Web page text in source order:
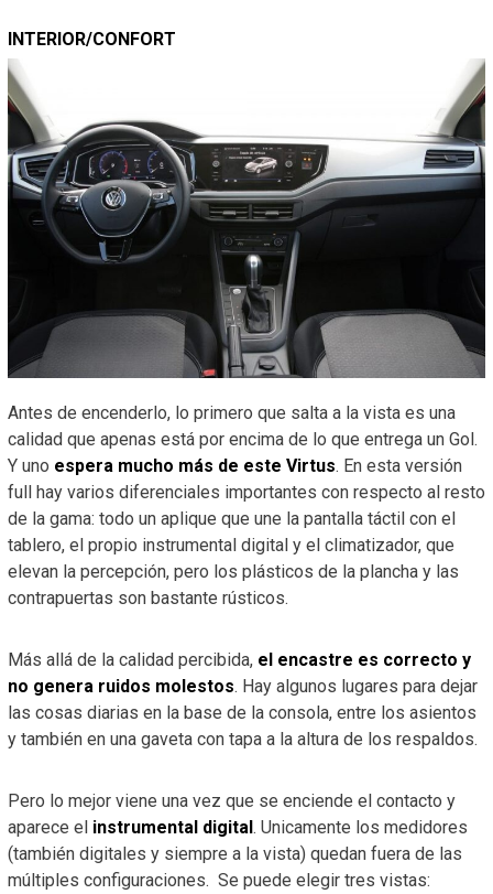
INTERIOR/CONFORT
Antes de encenderlo, lo primero que salta a la vista es una
calidad que apenas está por encima de lo que entrega un Gol.
Y uno espera mucho más de este Virtus. En esta versión
full hay varios diferenciales importantes con respecto al resto
de la gama: todo un aplique que une la pantalla táctil con el
tablero, el propio instrumental digital y el climatizador, que
elevan la percepción, pero los plásticos de la plancha y las
contrapuertas son bastante rústicos.
Más allá de la calidad percibida, el encastre es correcto y
no genera ruidos molestos. Hay algunos lugares para dejar
las cosas diarias en la base de la consola, entre los asientos
y también en una gaveta con tapa a la altura de los respaldos.
Pero lo mejor viene una vez que se enciende el contacto y
aparece el instrumental digital. Unicamente los medidores
(también digitales y siempre a la vista) quedan fuera de las
múltiples configuraciones. Se puede elegir tres vistas: